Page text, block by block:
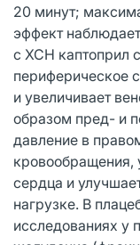
20 минут;
эффект
с ХСН каптоприл
периферическое
и увеличивает
образом пред- и
давление в
кровообращения,
сердца и
нагрузке. В
исследованиях у